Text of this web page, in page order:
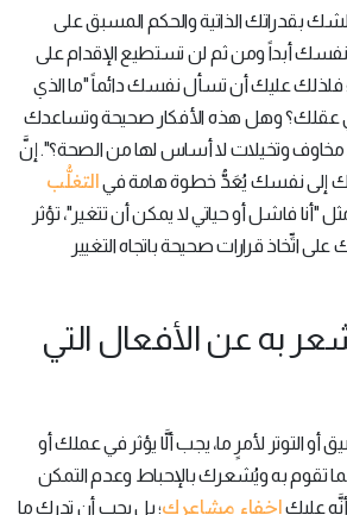
بقدراتك الذاتية والحكم المسبق على
أبداً ومن ثم لن تستطيع الإقدام على
عليك أن تسأل نفسك دائماً "ما الذي
عقلك؟ وهل هذه الأفكار صحيحة وتساعدك
مخاوف وتخيلات لا أساس لها من الصحة؟". إنَّ
إلى نفسك يُعَدُّ خطوة هامة فيالتغلُّب
"أنا فاشل أو حياتي لا يمكن أن تتغير"، تؤثر
اتِّخاذ قرارات صحيحة باتجاه التغيير
به عن الأفعال التي
التوتر لأمرٍ ما، يجب ألَّا يؤثر في عملك أو
تقوم به ويُشعرك بالإحباط وعدم التمكن
عليكإخفاء مشاعرك؛ بل يجب أن تدرك ما